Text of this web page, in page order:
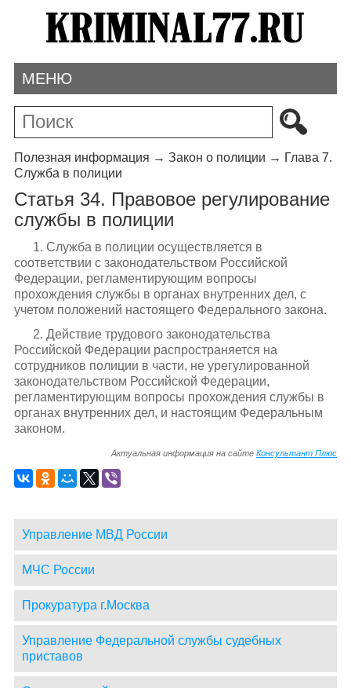
МЕНЮ
Полезная информация → Закон о полиции → Глава 7.
Служба в полиции
Статья 34. Правовое регулирование
службы в полиции
1. Служба в полиции осуществляется в
соответствии с законодательством Российской
Федерации, регламентирующим вопросы
прохождения службы в органах внутренних дел, с
учетом положений настоящего Федерального закона.
2. Действие трудового законодательства
Российской Федерации распространяется на
сотрудников полиции в части, не урегулированной
законодательством Российской Федерации,
регламентирующим вопросы прохождения службы в
органах внутренних дел, и настоящим Федеральным
законом.
Актуальная информация на сайтеКонсультант Плюс
Управление МВД России
МЧС России
Прокуратура г.Москва
Управление Федеральной службы судебных
приставов